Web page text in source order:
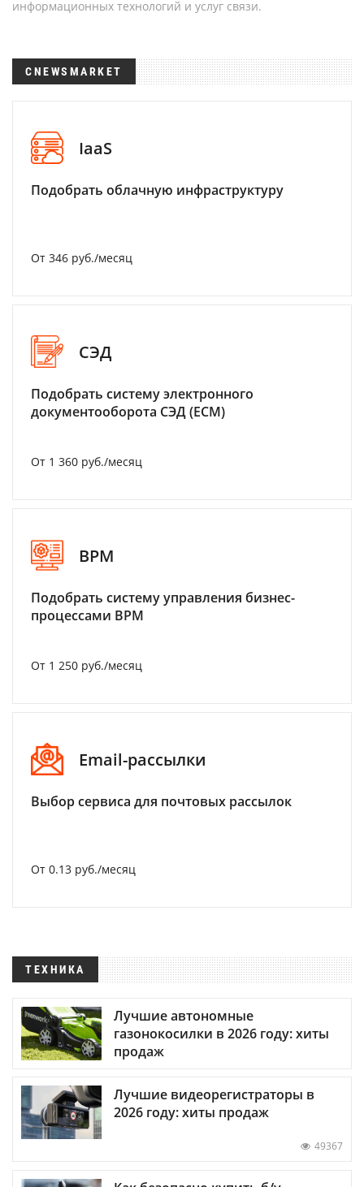
информационных технологий и услуг связи.
CNEWSMARKET
IaaS
Подобрать облачную инфраструктуру
От 346 руб./месяц
СЭД
Подобрать систему электронного
документооборота СЭД (ECM)
От 1 360 руб./месяц
BPM
Подобрать систему управления бизнес-
процессами BPM
От 1 250 руб./месяц
Email-рассылки
Выбор сервиса для почтовых рассылок
От 0.13 руб./месяц
ТЕХНИКА
Лучшие автономные
газонокосилки в 2026 году: хиты
продаж
Лучшие видеорегистраторы в
2026 году: хиты продаж
49367